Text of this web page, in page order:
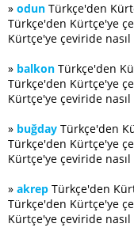
» odun Türkçe'den
Türkçe'den Kürtçe'ye
Kürtçe'ye çeviride
» balkon Türkçe'den
Türkçe'den Kürtçe'ye
Kürtçe'ye çeviride
» buğday Türkçe'den
Türkçe'den Kürtçe'ye
Kürtçe'ye çeviride
» akrep Türkçe'den
Türkçe'den Kürtçe'ye
Kürtçe'ye çeviride